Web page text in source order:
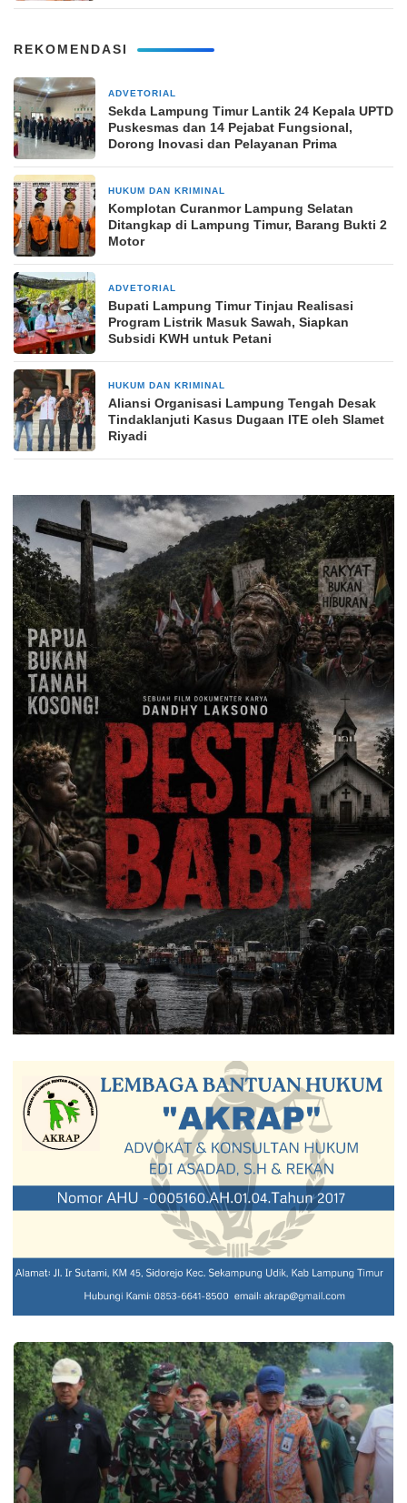
REKOMENDASI
ADVETORIAL
‎Sekda Lampung Timur Lantik 24 Kepala UPTD
Puskesmas dan 14 Pejabat Fungsional,
Dorong Inovasi dan Pelayanan Prima
HUKUM DAN KRIMINAL
Komplotan Curanmor Lampung Selatan
Ditangkap di Lampung Timur, Barang Bukti 2
Motor
ADVETORIAL
Bupati Lampung Timur Tinjau Realisasi
Program Listrik Masuk Sawah, Siapkan
Subsidi KWH untuk Petani
HUKUM DAN KRIMINAL
Aliansi Organisasi Lampung Tengah Desak
Tindaklanjuti Kasus Dugaan ITE oleh Slamet
Riyadi